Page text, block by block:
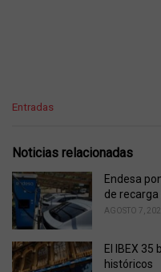
C
e
o
r
i
:
Entradas
Noticias relacionadas
Endesa
de
AGOSTO 7,
El IBEX
históricos